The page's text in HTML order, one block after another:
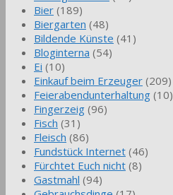
Bier (189)
Biergarten (48)
Bildende Künste (41)
Bloginterna (54)
Ei (10)
Einkauf beim Erzeuger (209)
Feierabendunterhaltung (10)
Fingerzeig (96)
Fisch (31)
Fleisch (86)
Fundstück Internet (46)
Fürchtet Euch nicht (8)
Gastmahl (94)